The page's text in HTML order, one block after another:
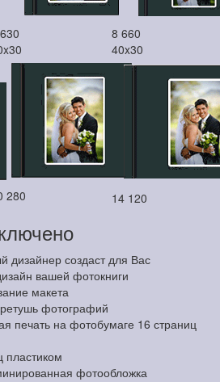
8 660
280
40x30
14 120
дизайнер создаст для Вас
вашей фотокниги
макета
фотографий
печать на фотобумаге 16 страниц
пластиком
фотообложка